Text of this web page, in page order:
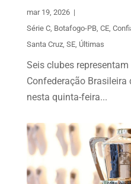
mar 19, 2026 |
Série C, Botafogo-PB, CE,
Santa Cruz, SE, Últimas
Seis clubes
Confederação Brasileira
nesta quinta-feira...